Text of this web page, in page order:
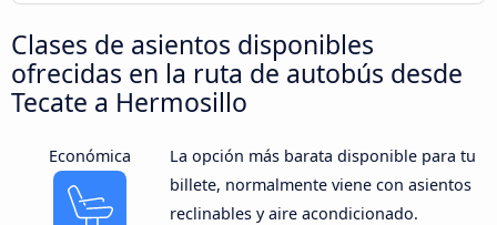
Clases de asientos disponibles
ofrecidas en la ruta de autobús desde
Tecate a Hermosillo
Económica
La opción más barata disponible para tu
billete, normalmente viene con asientos
reclinables y aire acondicionado.